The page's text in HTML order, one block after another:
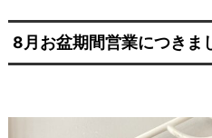
8月お盆期間営業につきま